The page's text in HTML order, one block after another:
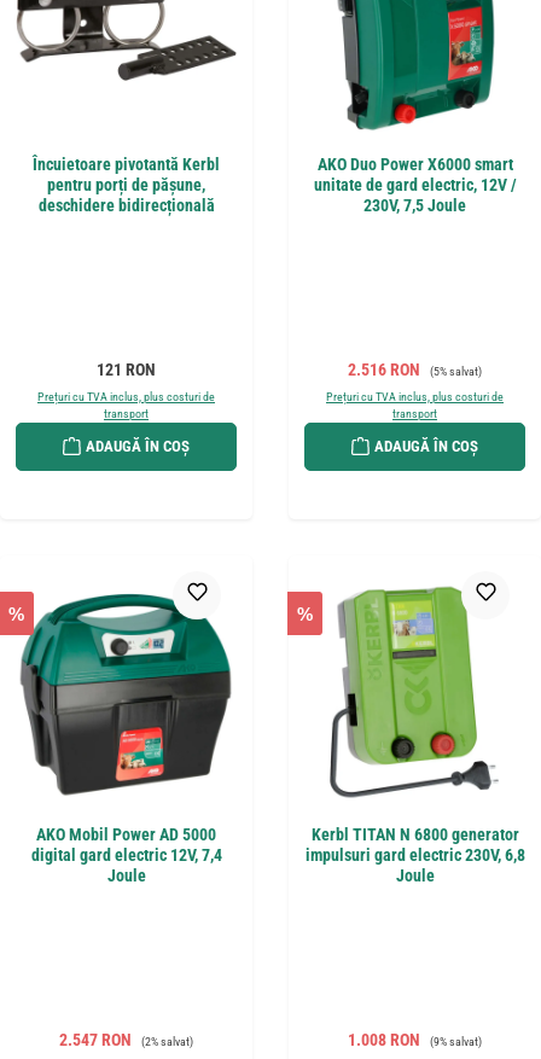
Încuietoare pivotantă Kerbl
pentru porți de pășune,
deschidere bidirecțională
Preț obișnuit:
121 RON
Prețuri cu TVA inclus, plus costuri de
transport
ADAUGĂ ÎN COȘ
AKO Duo Power X6000 smart
unitate de gard electric, 12V /
230V, 7,5 Joule
Preț de vânzare:
2.516 RON Preț obișnuit:
(5% salvat)
Prețuri cu TVA inclus, plus costuri de
transport
ADAUGĂ ÎN COȘ
%
AKO Mobil Power AD 5000
digital gard electric 12V, 7,4
Joule
Preț de vânzare:
2.547 RON Preț obișnuit:
(2% salvat)
%
Kerbl TITAN N 6800 generator
impulsuri gard electric 230V, 6,8
Joule
Preț de vânzare:
1.008 RON Preț obișnuit:
(9% salvat)